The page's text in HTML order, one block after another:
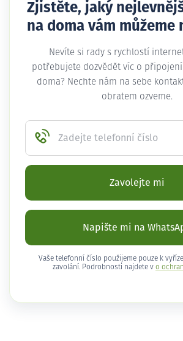
Zjistěte, jaký
na doma vám můžeme
Nevíte si rady s rychlostí
potřebujete dozvědět víc o
doma? Nechte nám na sebe
obratem ozveme.
Zadejte telefonní číslo
Zavolejte mi
Napište mi na
Vaše telefonní číslo použijeme pouze k
zavolání. Podrobnosti najdete v o